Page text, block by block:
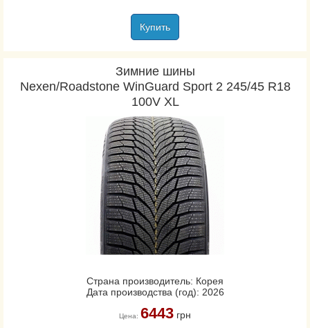
Купить
Зимние шины
Nexen/Roadstone WinGuard Sport 2 245/45 R18
100V XL
Страна производитель: Корея
Дата производства (год): 2026
Цена: 6443грн